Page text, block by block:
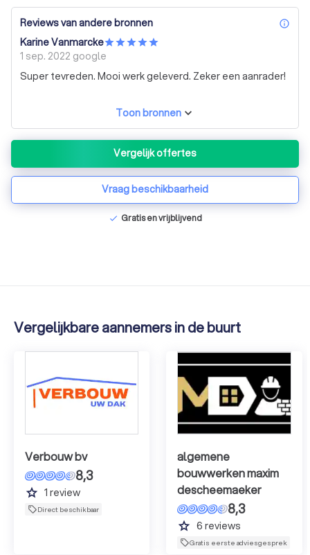
Reviews van andere bronnen
Karine Vanmarcke
1 sep. 2022 google
Super tevreden. Mooi werk geleverd. Zeker een aanrader!
Toon bronnen
Vergelijk offertes
Vraag beschikbaarheid
check Gratis en vrijblijvend
Vergelijkbare aannemers in de buurt
Verbouw bv
8,3
grade 1 review
Direct beschikbaar
algemene
bouwwerken maxim
descheemaeker
8,3
grade 6 reviews
Gratis eerste adviesgesprek